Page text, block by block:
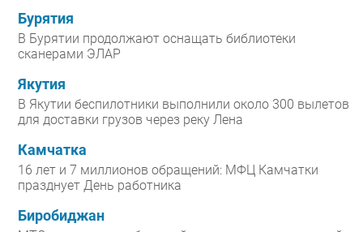
Бурятия
В Бурятии продолжают оснащать библиотеки
сканерами ЭЛАР
Якутия
В Якутии беспилотники выполнили около 300 вылетов
для доставки грузов через реку Лена
Камчатка
16 лет и 7 миллионов обращений: МФЦ Камчатки
празднует День работника
Биробиджан